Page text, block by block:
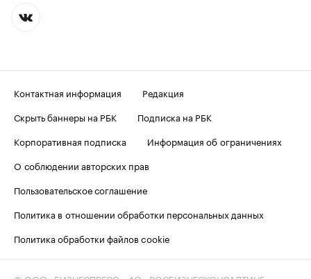
Контактная информация
Редакция
Скрыть баннеры на РБК
Подписка на РБК
Корпоративная подписка
Информация об ограничениях
О соблюдении авторских прав
Пользовательское соглашение
Политика в отношении обработки персональных данных
Политика обработки файлов cookie